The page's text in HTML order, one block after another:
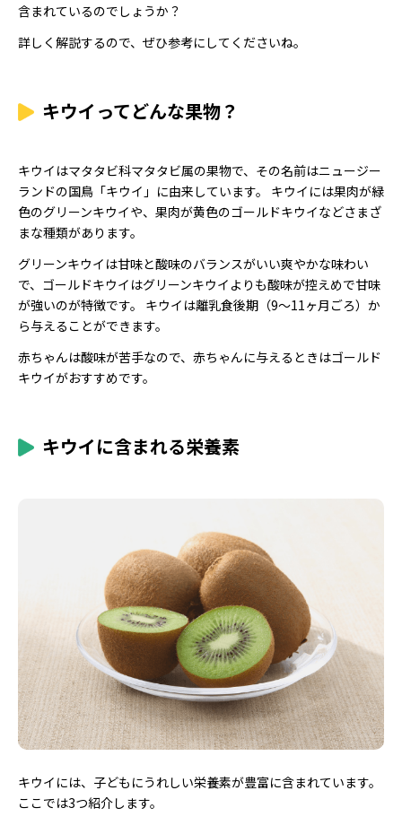
含まれているのでしょうか？
詳しく解説するので、ぜひ参考にしてくださいね。
キウイってどんな果物？
キウイはマタタビ科マタタビ属の果物で、その名前はニュージー
ランドの国鳥「キウイ」に由来しています。 キウイには果肉が緑
色のグリーンキウイや、果肉が黄色のゴールドキウイなどさまざ
まな種類があります。
グリーンキウイは甘味と酸味のバランスがいい爽やかな味わい
で、ゴールドキウイはグリーンキウイよりも酸味が控えめで甘味
が強いのが特徴です。 キウイは離乳食後期（9～11ヶ月ごろ）か
ら与えることができます。
赤ちゃんは酸味が苦手なので、赤ちゃんに与えるときはゴールド
キウイがおすすめです。
キウイに含まれる栄養素
キウイには、子どもにうれしい栄養素が豊富に含まれています。
ここでは3つ紹介します。